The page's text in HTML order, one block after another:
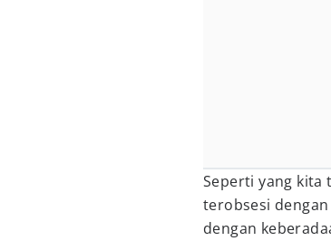
Seperti yang kita
terobsesi
dengan